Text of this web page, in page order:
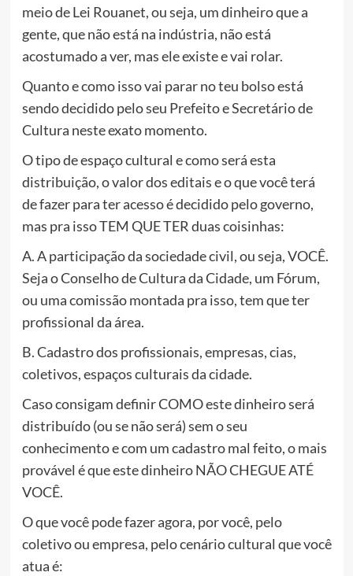
meio de Lei Rouanet, ou seja, um dinheiro que a
gente, que não está na indústria, não está
acostumado a ver, mas ele existe e vai rolar.
Quanto e como isso vai parar no teu bolso está
sendo decidido pelo seu Prefeito e Secretário de
Cultura neste exato momento.
O tipo de espaço cultural e como será esta
distribuição, o valor dos editais e o que você terá
de fazer para ter acesso é decidido pelo governo,
mas pra isso TEM QUE TER duas coisinhas:
A. A participação da sociedade civil, ou seja, VOCÊ.
Seja o Conselho de Cultura da Cidade, um Fórum,
ou uma comissão montada pra isso, tem que ter
profissional da área.
B. Cadastro dos profissionais, empresas, cias,
coletivos, espaços culturais da cidade.
Caso consigam definir COMO este dinheiro será
distribuído (ou se não será) sem o seu
conhecimento e com um cadastro mal feito, o mais
provável é que este dinheiro NÃO CHEGUE ATÉ
VOCÊ.
O que você pode fazer agora, por você, pelo
coletivo ou empresa, pelo cenário cultural que você
atua é: